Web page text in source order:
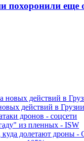
похоронили еще
действий в Грузии
дронов - соцсети
из пленных - ISW
куда долетают дроны